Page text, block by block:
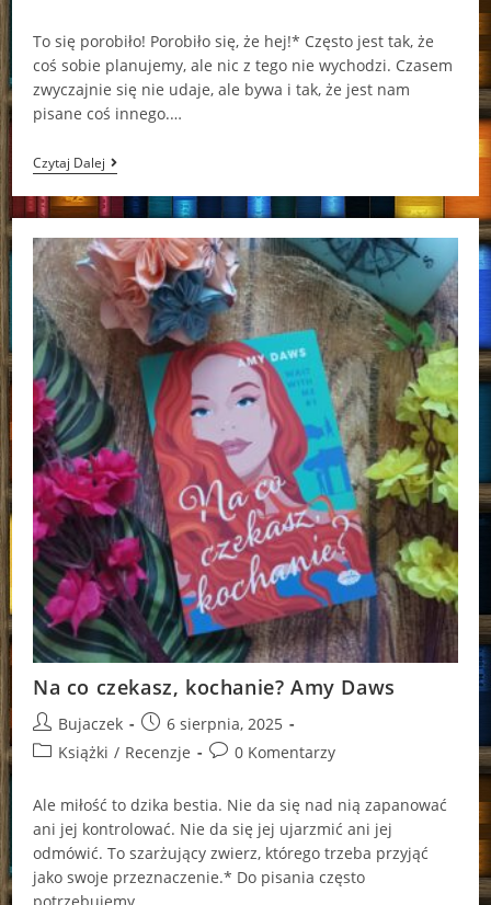
To się porobiło! Porobiło się, że hej!* Często jest tak, że
coś sobie planujemy, ale nic z tego nie wychodzi. Czasem
zwyczajnie się nie udaje, ale bywa i tak, że jest nam
pisane coś innego.…
Czytaj DalejPoszukiwanie
Pana
P.
Justyna
Sosnowska
Na co czekasz, kochanie? Amy Daws
Post
author:
Bujaczek
Post
published:
6 sierpnia, 2025
PostKsiążki / Recenzje
Post0 Komentarzy
Ale miłość to dzika bestia. Nie da się nad nią zapanować
ani jej kontrolować. Nie da się jej ujarzmić ani jej
odmówić. To szarżujący zwierz, którego trzeba przyjąć
jako swoje przeznaczenie.* Do pisania często